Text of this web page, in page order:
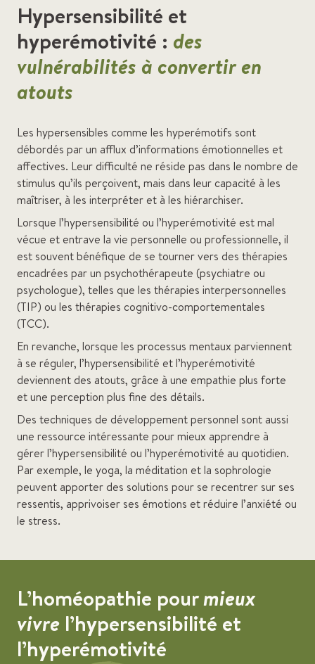
Hypersensibilité et
hyperémotivité : des
vulnérabilités à convertir en
atouts
Les hypersensibles comme les hyperémotifs sont
débordés par un afflux d’informations émotionnelles et
affectives. Leur difficulté ne réside pas dans le nombre de
stimulus qu’ils perçoivent, mais dans leur capacité à les
maîtriser, à les interpréter et à les hiérarchiser.
Lorsque l’hypersensibilité ou l’hyperémotivité est mal
vécue et entrave la vie personnelle ou professionnelle, il
est souvent bénéfique de se tourner vers des thérapies
encadrées par un psychothérapeute (psychiatre ou
psychologue), telles que les thérapies interpersonnelles
(TIP) ou les thérapies cognitivo-comportementales
(TCC).
En revanche, lorsque les processus mentaux parviennent
à se réguler, l’hypersensibilité et l’hyperémotivité
deviennent des atouts, grâce à une empathie plus forte
et une perception plus fine des détails.
Des techniques de développement personnel sont aussi
une ressource intéressante pour mieux apprendre à
gérer l’hypersensibilité ou l’hyperémotivité au quotidien.
Par exemple, le yoga, la méditation et la sophrologie
peuvent apporter des solutions pour se recentrer sur ses
ressentis, apprivoiser ses émotions et réduire l’anxiété ou
le stress.
L’homéopathie pourmieux
vivre l’hypersensibilité et
l’hyperémotivité